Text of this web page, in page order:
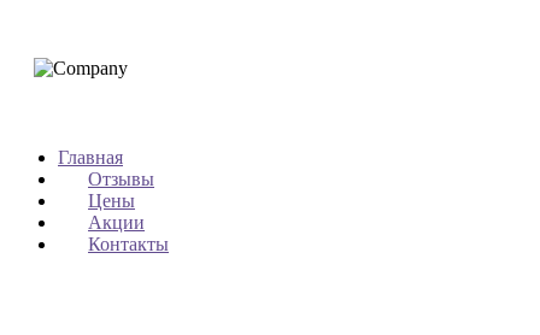
Главная
Отзывы
Цены
Акции
Контакты